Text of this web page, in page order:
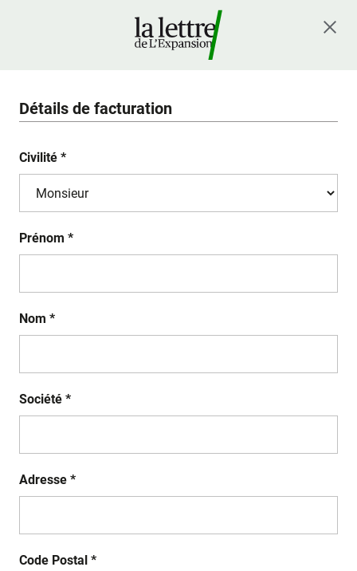
Détails de facturation
Civilité *
Prénom *
Nom *
Société *
Adresse *
Code Postal *